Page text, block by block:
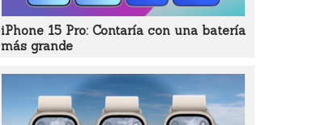
iPhone 15 Pro: Contaría con una batería
más grande